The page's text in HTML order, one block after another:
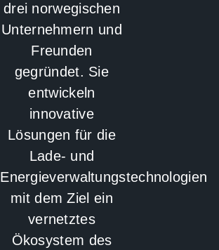
drei norwegischen
Unternehmern und
Freunden
gegründet. Sie
entwickeln
innovative
Lösungen für die
Lade- und
Energieverwaltungstechnologien
mit dem Ziel ein
vernetztes
Ökosystem des